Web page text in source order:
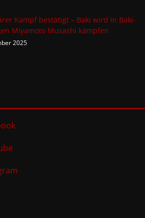
Kampf bestätigt – Baki wird in Baki-
Miyamoto Musashi kämpfen
2025